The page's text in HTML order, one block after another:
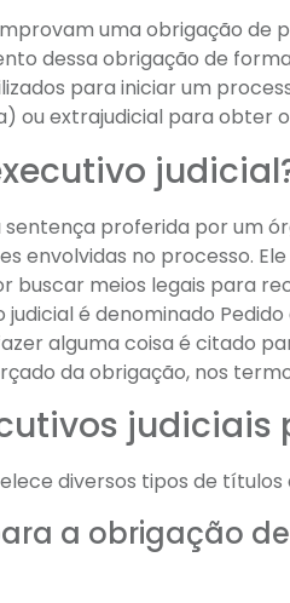
uma obrigação de
dessa obrigação de
para iniciar um
ou extrajudicial para obter
proferida por um
envolvidas no processo.
meios legais para
é denominado
alguma coisa é citado
da obrigação, nos
judiciais
diversos tipos de títulos
a obrigação